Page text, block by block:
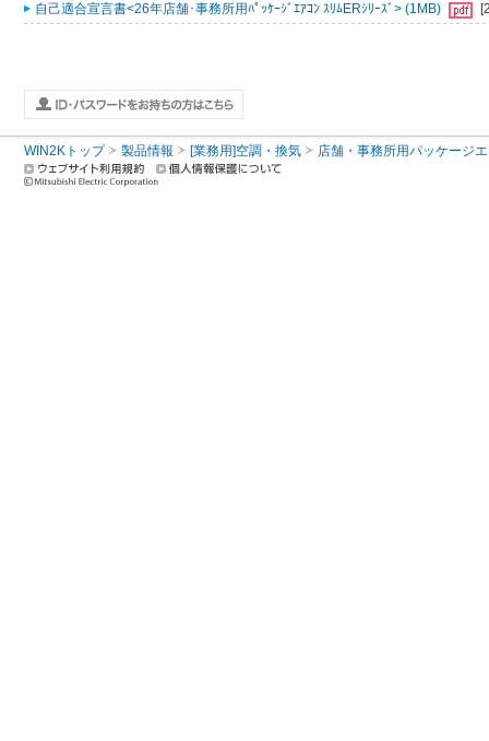
自己適合宣言書<26年店舗･事務所用ﾊﾟｯｹｰｼﾞｴｱｺﾝ ｽﾘﾑERｼﾘｰｽﾞ> (1MB)
WIN2Kトップ 製品情報 [業務用]空調・換気 店舗・事務所用パッケージ